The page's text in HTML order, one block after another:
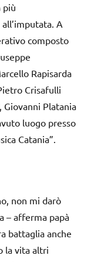
più
A
composto
Rapisarda
Crisafulli
Giovanni Platania
luogo presso
Catania”.
non mi darò
– afferma papà
battaglia anche
la vita altri